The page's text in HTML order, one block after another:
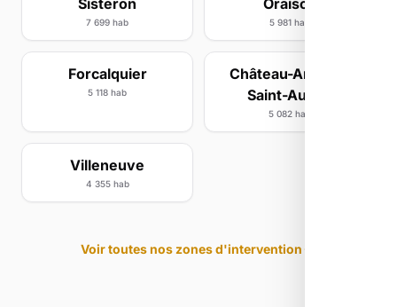
Sisteron
7 699 hab
Oraison
5 981 hab
Forcalquier
5 118 hab
Château-Arnoux-
Saint-Auban
5 082 hab
Villeneuve
4 355 hab
Voir toutes nos zones d'intervention